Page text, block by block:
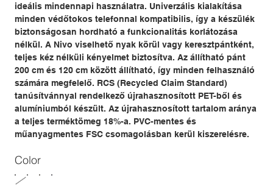
ideális mindennapi használatra. Univerzális kialakítása
minden védőtokos telefonnal kompatibilis, így a készülék
biztonságosan hordható a funkcionalitás korlátozása
nélkül. A Nivo viselhető nyak körül vagy keresztpántként,
teljes kéz nélküli kényelmet biztosítva. Az állítható pánt
200 cm és 120 cm között állítható, így minden felhasználó
számára megfelelő. RCS (Recycled Claim Standard)
tanúsítvánnyal rendelkező újrahasznosított PET-ből és
alumíniumból készült. Az újrahasznosított tartalom aránya
a teljes terméktömeg 18%-a. PVC-mentes és
műanyagmentes FSC csomagolásban kerül kiszerelésre.
Color